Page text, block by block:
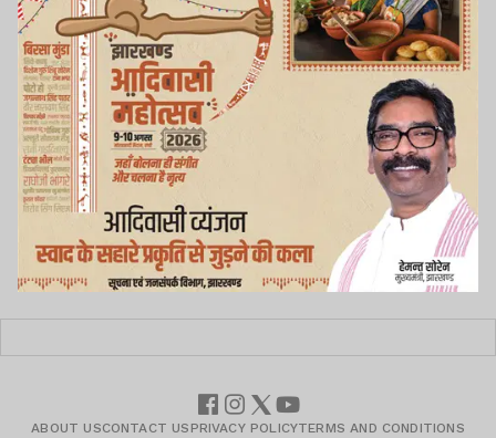
ABOUT USCONTACT US PRIVACY POLICYTERMS AND CONDITIONS